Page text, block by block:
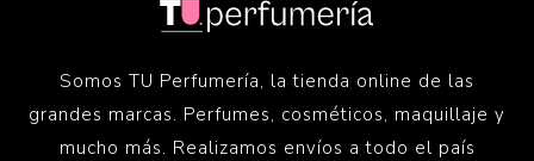
Somos TU Perfumería, la tienda online de las
grandes marcas. Perfumes, cosméticos, maquillaje y
mucho más. Realizamos envíos a todo el país